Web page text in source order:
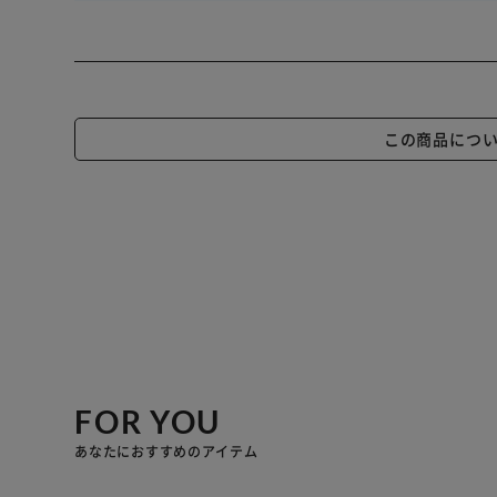
この商品につ
FOR YOU
あなたにおすすめのアイテム